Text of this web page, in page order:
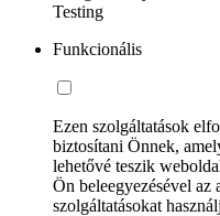
Testing
Funkcionális
Ezen szolgáltatások
biztosítani Önnek,
lehetővé teszik
Ön beleegyezésével
szolgáltatásokat